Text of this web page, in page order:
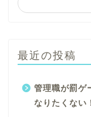
最近の投稿
管理職が罰ゲ
なりたくない